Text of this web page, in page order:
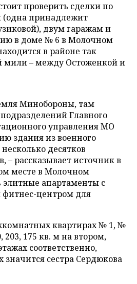
проверить сделки по
принадлежит
двум гаражам и
в доме № 6 в Молочном
в районе так
мили – между Остоженкой и
Минобороны, там
Главного
управления МО
здания из военного
десятков
– рассказывает источник в
месте в Молочном
элитные апартаменты с
фитнес-центром для
квартирах № 1, №
175 кв. м на втором,
соответственно,
сестра Сердюкова